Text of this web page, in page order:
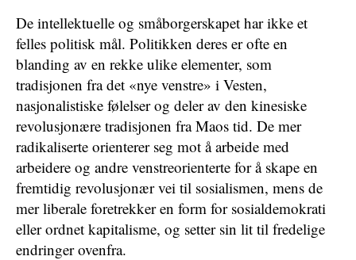
De intellektuelle og småborgerskapet har ikke et
felles politisk mål. Politikken deres er ofte en
blanding av en rekke ulike elementer, som
tradisjonen fra det «nye venstre» i Vesten,
nasjonalistiske følelser og deler av den kinesiske
revolusjonære tradisjonen fra Maos tid. De mer
radikaliserte orienterer seg mot å arbeide med
arbeidere og andre venstreorienterte for å skape en
fremtidig revolusjonær vei til sosialismen, mens de
mer liberale foretrekker en form for sosialdemokrati
eller ordnet kapitalisme, og setter sin lit til fredelige
endringer ovenfra.